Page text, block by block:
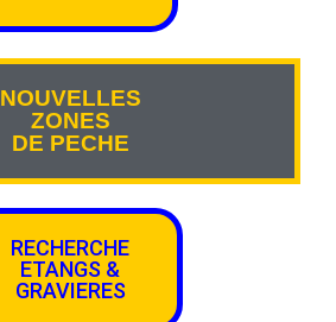
NOUVELLES
ZONES
DE PECHE
RECHERCHE
ETANGS &
GRAVIERES